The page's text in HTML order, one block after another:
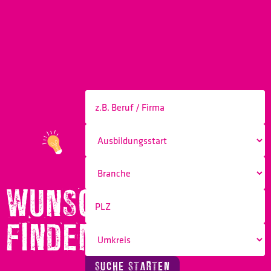
WUNSCHBERUF
FINDEN!
SUCHE STARTEN